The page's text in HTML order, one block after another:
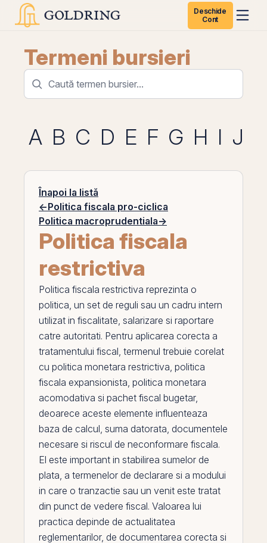
Deschide
Cont
Termeni bursieri
A B C D E F G H I J
Înapoi la listă
←Politica fiscala pro-ciclica
Politica macroprudentiala→
Politica fiscala
restrictiva
Politica fiscala restrictiva reprezinta o
politica, un set de reguli sau un cadru intern
utilizat in fiscalitate, salarizare si raportare
catre autoritati. Pentru aplicarea corecta a
tratamentului fiscal, termenul trebuie corelat
cu politica monetara restrictiva, politica
fiscala expansionista, politica monetara
acomodativa si pachet fiscal bugetar,
deoarece aceste elemente influenteaza
baza de calcul, suma datorata, documentele
necesare si riscul de neconformare fiscala.
El este important in stabilirea sumelor de
plata, a termenelor de declarare si a modului
in care o tranzactie sau un venit este tratat
din punct de vedere fiscal. Valoarea lui
practica depinde de actualitatea
reglementarilor, de documentarea corecta si